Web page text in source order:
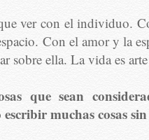
ver con el individuo.
Con el amor y la
sobre ella. La vida es
que sean
muchas cosas